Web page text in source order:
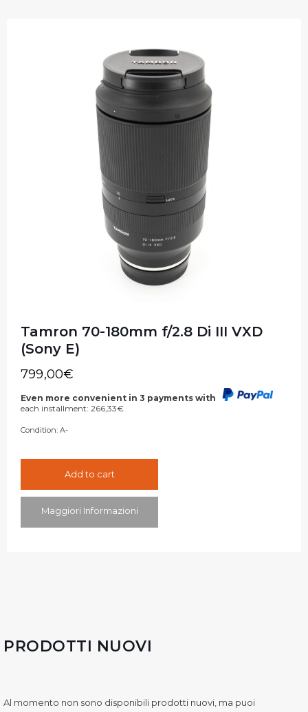
Tamron 70-180mm f/2.8 Di III VXD
(Sony E)
799,00€
Even more convenient in 3 payments with
each installment: 266,33€
Condition: A-
Add to cart
Maggiori Informazioni
PRODOTTI NUOVI
Al momento non sono disponibili prodotti nuovi, ma puoi